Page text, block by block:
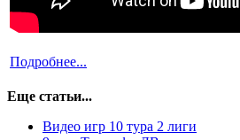
Подробнее...
Еще статьи...
Видео игр 10 тура 2 лиги